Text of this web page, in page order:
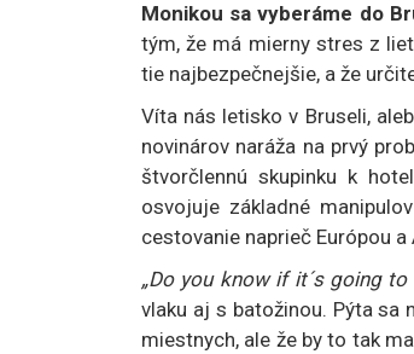
Monikou sa vyberáme do
tým, že má mierny stres z
tie najbezpečnejšie, a že
Víta nás letisko v Bruseli,
novinárov naráža na prvý
štvorčlennú skupinku k
osvojuje základné
cestovanie naprieč Európou a
„Do you know if it´s going
vlaku aj s batožinou. Pýta sa
miestnych, ale že by to tak